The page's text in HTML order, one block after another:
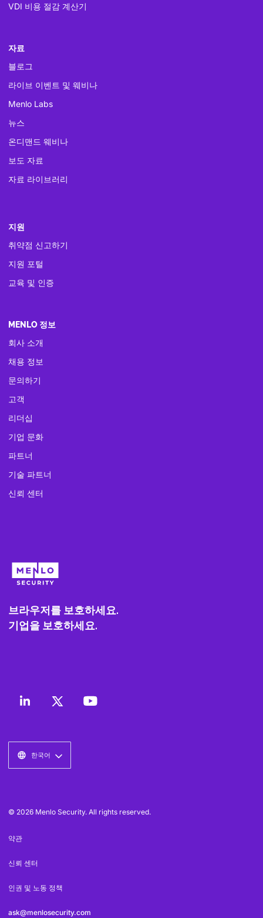
VDI 비용 절감 계산기
자료
블로그
라이브 이벤트 및 웨비나
Menlo Labs
뉴스
온디맨드 웨비나
보도 자료
자료 라이브러리
지원
취약점 신고하기
지원 포털
교육 및 인증
MENLO 정보
회사 소개
채용 정보
문의하기
고객
리더십
기업 문화
파트너
기술 파트너
신뢰 센터
브라우저를 보호하세요.
기업을 보호하세요.
한국어
© 2026 Menlo Security. All rights reserved.
약관
신뢰 센터
인권 및 노동 정책
ask@menlosecurity.com